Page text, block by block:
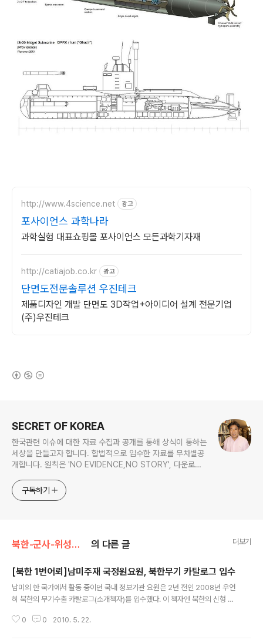
http://www.4science.net 광고
포사이언스 과학나라
과학실험 대표쇼핑몰 포사이언스 모든과학기자재
http://catiajob.co.kr 광고
단면도전문솔루션 우진테크
제품디자인 개발 단면도 3D작업+아이디어 설계 전문기업
(주)우진테크
SECRET OF KOREA
한국관련 이슈에 대한 자료 수집과 공개를 통해 상식이 통하는
세상을 만들고자 합니다. 합법적으로 입수한 자료를 무차별공
개합니다. 원칙은 'NO EVIDENCE,NO STORY', 다운로드
jesim56@gmail.com, 안보일때는 구글리더나 RSS로!!
구독하기
북한-군사-위성사진 의 다른 글 더보기
[북한 1번어뢰]남미주재 국정원요원, 북한무기 카탈로그 입수
남미의 한 국가에서 활동 중이던 국내 정보기관 요원은 2년 전인 2008년 우연
히 북한의 무기수출 카탈로그(소개책자)를 입수했다. 이 책자엔 북한의 신형 어
설계도면까지 들어 있었다. 그는 귀국할 때 이 책자를 가져와 소속기관에 제출
0 0 2010. 5. 22.